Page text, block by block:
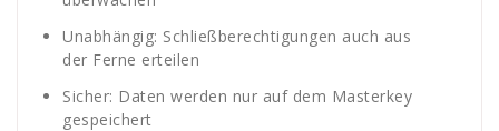
Unabhängig: Schließberechtigungen auch aus
der Ferne erteilen
Sicher: Daten werden nur auf dem Masterkey
gespeichert